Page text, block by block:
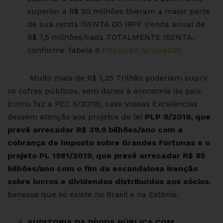
superior a R$ 50 milhões tiveram a maior parte
de sua renda ISENTA DO IRPF (renda anual de
R$ 7,5 milhões/cada TOTALMENTE ISENTA,
conforme Tabela 9 https://bit.ly/2luaz2O
Muito mais de R$ 1,25 Trilhão poderiam suprir
os cofres públicos, sem danos à economia do país
(como faz a PEC 6/2019), caso Vossas Excelências
dessem atenção aos projetos de lei PLP 9/2019, que
prevê arrecadar R$ 39,9 bilhões/ano com a
cobrança de Imposto sobre Grandes Fortunas e o
projeto PL 1981/2019, que prevê arrecadar R$ 85
bilhões/ano com o fim da escandalosa isenção
sobre lucros e dividendos distribuídos aos sócios,
benesse que só existe no Brasil e na Estônia.